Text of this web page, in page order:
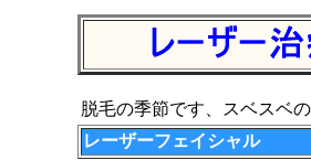
脱毛の季節です、スベスベ
レーザーフェイシャル